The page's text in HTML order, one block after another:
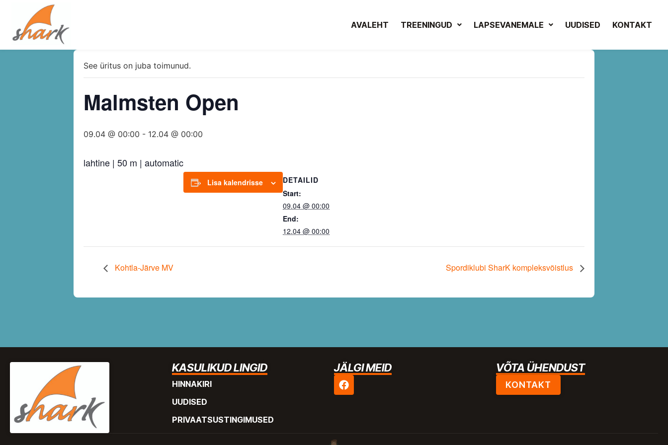
AVALEHT TREENINGUD LAPSEVANEMALE UUDISED KONTAKT
See üritus on juba toimunud.
Malmsten Open
09.04 @ 00:00 - 12.04 @ 00:00
lahtine | 50 m | automatic
Lisa kalendrisse
DETAILID
Start:
09.04 @ 00:00
End:
12.04 @ 00:00
Kohtla-Järve MV Spordiklubi SharK kompleksvõistlus
KASULIKUD LINGID
HINNAKIRI
UUDISED
PRIVAATSUSTINGIMUSED
JÄLGI MEID VÕTA ÜHENDUST
KONTAKT